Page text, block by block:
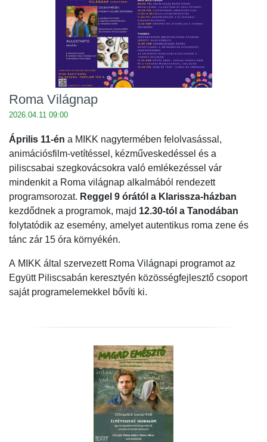
Roma Világnap
2026.04.11 09:00
Április 11-én a MIKK nagytermében felolvasással,
animációsfilm-vetítéssel, kézműveskedéssel és a
piliscsabai szegkovácsokra való emlékezéssel vár
mindenkit a Roma világnap alkalmából rendezett
programsorozat. Reggel 9 órától a Klarissza-házban
kezdődnek a programok, majd 12.30-tól a Tanodában
folytatódik az esemény, amelyet autentikus roma zene és
tánc zár 15 óra környékén.
A MIKK által szervezett Roma Világnapi programot az
Együtt Piliscsabán keresztyén közösségfejlesztő csoport
saját programelemekkel bővíti ki.